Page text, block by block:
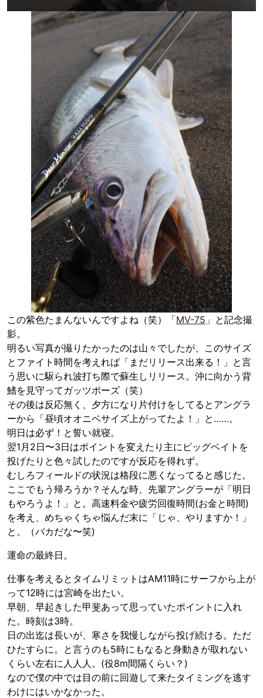
この紫色たまんないんですよね（笑）「MV-75 」と記念撮
影。
明るい写真が撮りたかったのは山々でしたが、このサイズ
とファイト時間を考えれば「まだリリース出来る！」と言
う思いに駆られ波打ち際で蘇生しリリース。沖に向かう背
鰭を見守ってガッツポーズ（笑）
その後は反応無く、夕方になり片付けをしてるとアングラ
ーから「昼頃オオニベサイズ上がってたよ！」と……。
明日は必ず！と誓い就寝。
翌1月2日〜3日はポイントを変えたり主にビッグベイトを
投げたりと色々試したのですが反応を得れず。
むしろフィールドの状況は格段に悪くなってると感じた。
ここでもう帰ろうか？そんな時、先輩アングラーが「明日
もやろうよ！」と。高速料金や疲労回復時間(お金と時間)
を考え、めちゃくちゃ悩んだ末に「じゃ、やりますか！」
と。（バカだな〜笑)
運命の最終日。
仕事を考えるとタイムリミットはAM11時にサーフから上が
って12時には宮崎を出たい。
早朝、早起きした甲斐あって思っていたポイントに入れ
た。時刻は3時。
日の出迄は長いが、寒さを我慢しながら投げ続ける。ただ
ひたすらに。と言うのも5時にもなると身動きが取れない
くらい左右に人人人。(役8m間隔くらい？)
なので僕の中では目の前に回遊して来たタイミングを逃す
わけにはいかなかった。